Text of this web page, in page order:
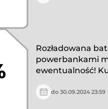
Rozładowana
powerbankami
ewentualność!
do 30.09.2024 23:59